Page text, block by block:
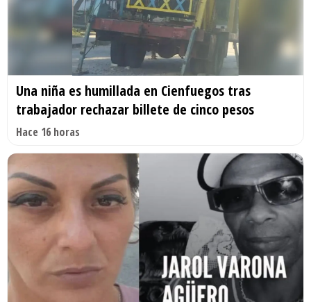
Una niña es humillada en Cienfuegos tras
trabajador rechazar billete de cinco pesos
Hace 16 horas